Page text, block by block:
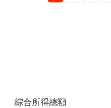
綜合所得總額